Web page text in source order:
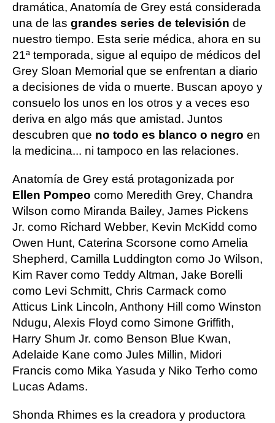
dramática, Anatomía de Grey está considerada
una de las grandes series de televisión de
nuestro tiempo. Esta serie médica, ahora en su
21ª temporada, sigue al equipo de médicos del
Grey Sloan Memorial que se enfrentan a diario
a decisiones de vida o muerte. Buscan apoyo y
consuelo los unos en los otros y a veces eso
deriva en algo más que amistad. Juntos
descubren que no todo es blanco o negro en
la medicina... ni tampoco en las relaciones.
Anatomía de Grey está protagonizada por
Ellen Pompeo como Meredith Grey, Chandra
Wilson como Miranda Bailey, James Pickens
Jr. como Richard Webber, Kevin McKidd como
Owen Hunt, Caterina Scorsone como Amelia
Shepherd, Camilla Luddington como Jo Wilson,
Kim Raver como Teddy Altman, Jake Borelli
como Levi Schmitt, Chris Carmack como
Atticus Link Lincoln, Anthony Hill como Winston
Ndugu, Alexis Floyd como Simone Griffith,
Harry Shum Jr. como Benson Blue Kwan,
Adelaide Kane como Jules Millin, Midori
Francis como Mika Yasuda y Niko Terho como
Lucas Adams.
Shonda Rhimes es la creadora y productora